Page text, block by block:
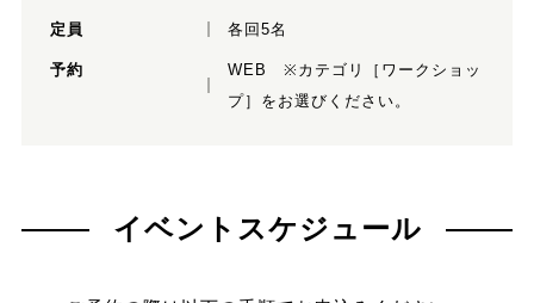
定員 各回5名
予約
WEB ※カテゴリ［ワークショッ
プ］をお選びください。
イベントスケジュール